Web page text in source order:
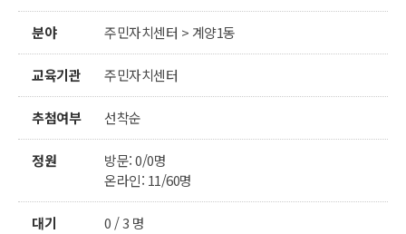
분야 주민자치센터 > 계양1동
교육기관 주민자치센터
추첨여부 선착순
정원
방문: 0/0명
온라인: 11/60명
대기 0 / 3 명